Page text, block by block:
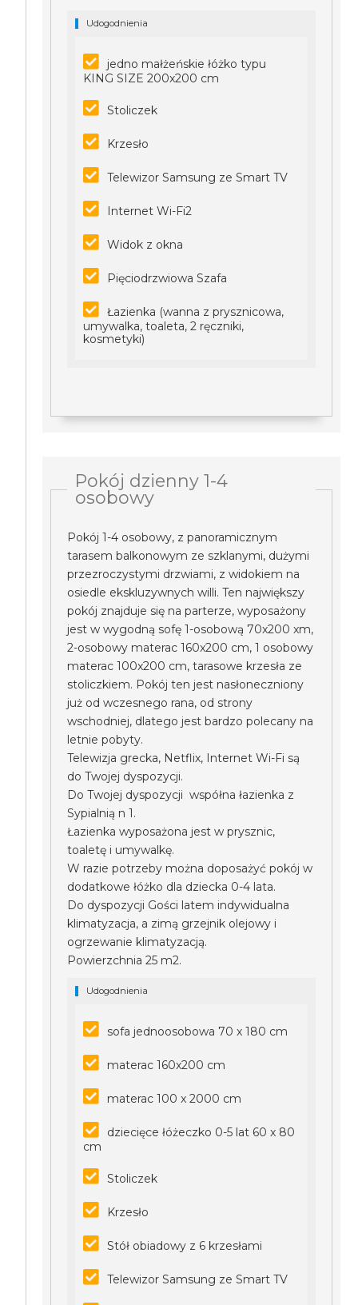
Udogodnienia
jedno małżeńskie łóżko typu
KING SIZE 200x200 cm
Stoliczek
Krzesło
Telewizor Samsung ze Smart TV
Internet Wi-Fi2
Widok z okna
Pięciodrzwiowa Szafa
Łazienka (wanna z prysznicowa,
umywalka, toaleta, 2 ręczniki,
kosmetyki)
Pokój dzienny 1-4
osobowy
Pokój 1-4 osobowy, z panoramicznym
tarasem balkonowym ze szklanymi, dużymi
przezroczystymi drzwiami, z widokiem na
osiedle ekskluzywnych willi. Ten największy
pokój znajduje się na parterze, wyposażony
jest w wygodną sofę 1-osobową 70x200 xm,
2-osobowy materac 160x200 cm, 1 osobowy
materac 100x200 cm, tarasowe krzesła ze
stoliczkiem. Pokój ten jest nasłoneczniony
już od wczesnego rana, od strony
wschodniej, dlatego jest bardzo polecany na
letnie pobyty.
Telewizja grecka, Netflix, Internet Wi-Fi są
do Twojej dyspozycji.
Do Twojej dyspozycji współna łazienka z
Sypialnią n 1.
Łazienka wyposażona jest w prysznic,
toaletę i umywalkę.
W razie potrzeby można doposażyć pokój w
dodatkowe łóżko dla dziecka 0-4 lata.
Do dyspozycji Gości latem indywidualna
klimatyzacja, a zimą grzejnik olejowy i
ogrzewanie klimatyzacją.
Powierzchnia 25 m2.
Udogodnienia
sofa jednoosobowa 70 x 180 cm
materac 160x200 cm
materac 100 x 2000 cm
dziecięce łóżeczko 0-5 lat 60 x 80
cm
Stoliczek
Krzesło
Stół obiadowy z 6 krzesłami
Telewizor Samsung ze Smart TV